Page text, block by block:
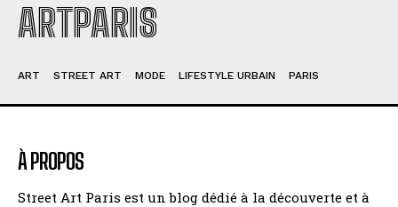
ARTPARIS
ART STREET ART MODE LIFESTYLE URBAIN PARIS
À PROPOS
Street Art Paris est un blog dédié à la découverte et à